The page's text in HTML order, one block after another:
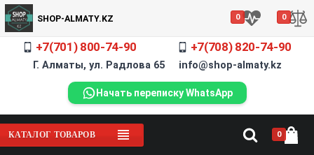
SHOP-ALMATY.KZ 0 0
+7(701) 800-74-90 +7(708) 820-74-90
Г. Алматы, ул. Радлова 65 info@shop-almaty.kz
Начать переписку WhatsApp
КАТАЛОГ ТОВАРОВ 0